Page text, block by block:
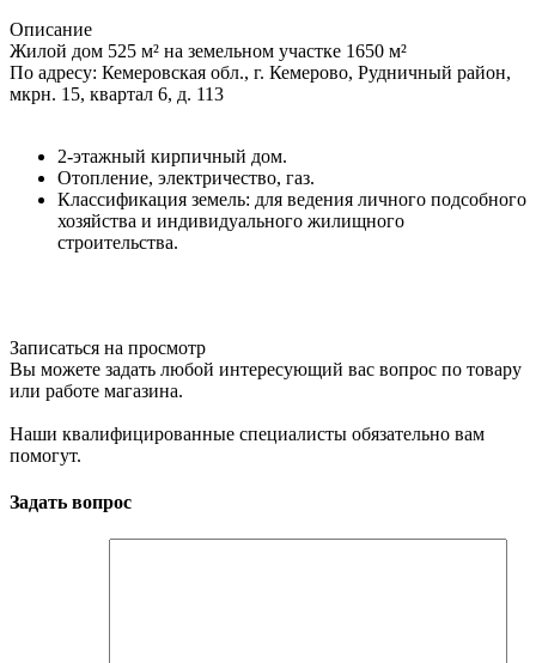
Описание
Жилой дом 525 м² на земельном участке 1650 м²
По адресу: Кемеровская обл., г. Кемерово, Рудничный район,
мкрн. 15, квартал 6, д. 113
2-этажный кирпичный дом.
Отопление, электричество, газ.
Классификация земель: для ведения личного подсобного
хозяйства и индивидуального жилищного
строительства.
Записаться на просмотр
Вы можете задать любой интересующий вас вопрос по товару
или работе магазина.
Наши квалифицированные специалисты обязательно вам
помогут.
Задать вопрос